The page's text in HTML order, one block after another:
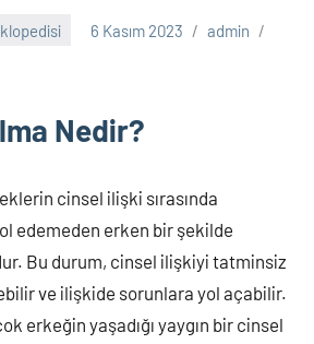
6 Kasım 2023
admin
Nedir?
cinsel ilişki sırasında
edemeden erken bir şekilde
Bu durum, cinsel ilişkiyi tatminsiz
ve ilişkide sorunlara yol açabilir.
erkeğin yaşadığı yaygın bir cinsel